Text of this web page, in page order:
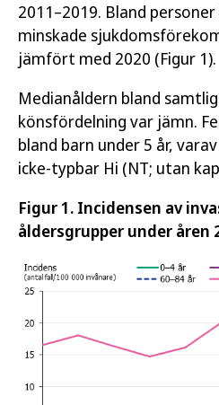
2011–2019. Bland
minskade
jämfört med 2020 (Figur 1).
Medianåldern bland
könsfördelning var jämn.
bland barn under 5 år,
icke-typbar Hi (NT; utan
Figur 1. Incidensen av
åldersgrupper under åren